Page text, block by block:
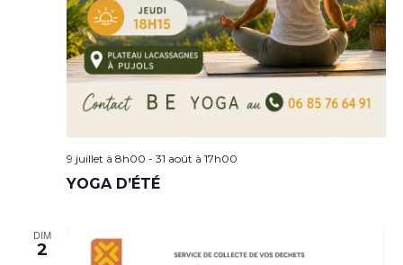
9 juillet à 8h00 - 31 août à 17h00
YOGA D’ÉTÉ
DIM
2